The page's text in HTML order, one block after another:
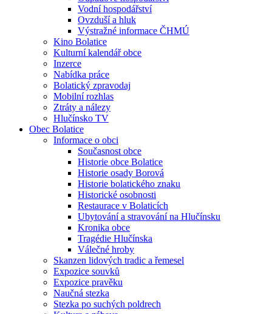
Vodní hospodářství
Ovzduší a hluk
Výstražné informace ČHMÚ
Kino Bolatice
Kulturní kalendář obce
Inzerce
Nabídka práce
Bolatický zpravodaj
Mobilní rozhlas
Ztráty a nálezy
Hlučínsko TV
Obec Bolatice
Informace o obci
Současnost obce
Historie obce Bolatice
Historie osady Borová
Historie bolatického znaku
Historické osobnosti
Restaurace v Bolaticích
Ubytování a stravování na Hlučínsku
Kronika obce
Tragédie Hlučínska
Válečné hroby
Skanzen lidových tradic a řemesel
Expozice souvků
Expozice pravěku
Naučná stezka
Stezka po suchých poldrech